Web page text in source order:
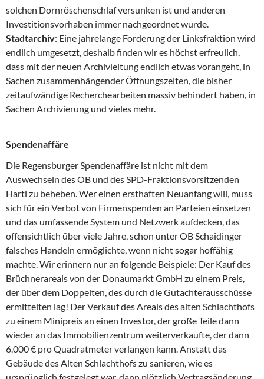
solchen Dornröschenschlaf versunken ist und anderen
Investitionsvorhaben immer nachgeordnet wurde.
Stadtarchiv: Eine jahrelange Forderung der Linksfraktion wird
endlich umgesetzt, deshalb finden wir es höchst erfreulich,
dass mit der neuen Archivleitung endlich etwas vorangeht, in
Sachen zusammenhängender Öffnungszeiten, die bisher
zeitaufwändige Recherchearbeiten massiv behindert haben, in
Sachen Archivierung und vieles mehr.
Spendenaffäre
Die Regensburger Spendenaffäre ist nicht mit dem
Auswechseln des OB und des SPD-Fraktionsvorsitzenden
Hartl zu beheben. Wer einen ersthaften Neuanfang will, muss
sich für ein Verbot von Firmenspenden an Parteien einsetzen
und das umfassende System und Netzwerk aufdecken, das
offensichtlich über viele Jahre, schon unter OB Schaidinger
falsches Handeln ermöglichte, wenn nicht sogar hoffähig
machte. Wir erinnern nur an folgende Beispiele: Der Kauf des
Brüchnerareals von der Donaumarkt GmbH zu einem Preis,
der über dem Doppelten, des durch die Gutachterausschüsse
ermittelten lag! Der Verkauf des Areals des alten Schlachthofs
zu einem Minipreis an einen Investor, der große Teile dann
wieder an das Immobilienzentrum weiterverkaufte, der dann
6.000 € pro Quadratmeter verlangen kann. Anstatt das
Gebäude des Alten Schlachthofs zu sanieren, wie es
ursprünglich festgelegt war, dann plötzlich Vertragsänderung